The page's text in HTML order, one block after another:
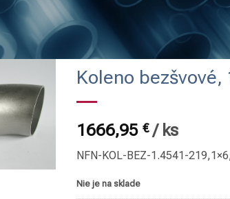
Koleno bezšvové,
1666,95€/ ks
NFN-KOL-BEZ-1.4541-
Nie je na sklade